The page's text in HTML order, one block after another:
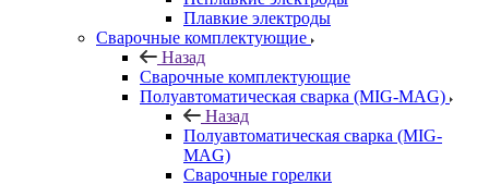
Плавкие электроды
Сварочные комплектующие
Назад
Сварочные комплектующие
Полуавтоматическая сварка (MIG-MAG)
Назад
Полуавтоматическая сварка (MIG-
MAG)
Сварочные горелки